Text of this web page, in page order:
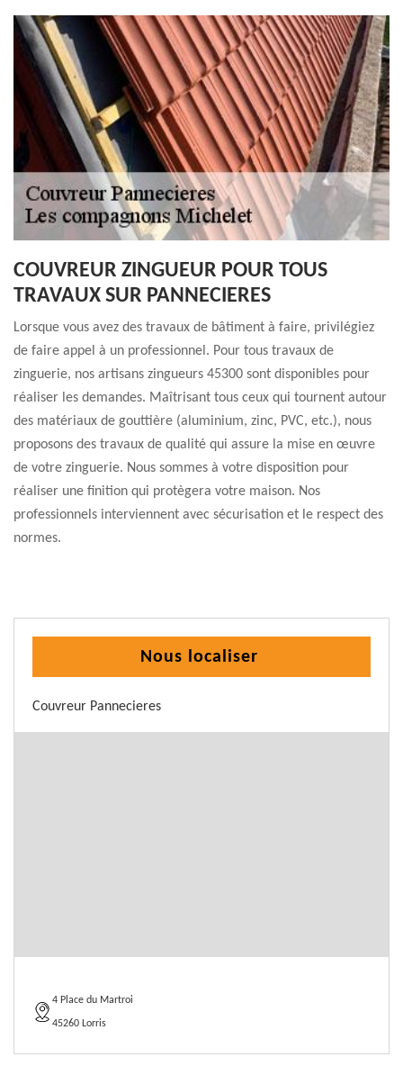
COUVREUR ZINGUEUR POUR TOUS
TRAVAUX SUR PANNECIERES
Lorsque vous avez des travaux de bâtiment à faire, privilégiez
de faire appel à un professionnel. Pour tous travaux de
zinguerie, nos artisans zingueurs 45300 sont disponibles pour
réaliser les demandes. Maîtrisant tous ceux qui tournent autour
des matériaux de gouttière (aluminium, zinc, PVC, etc.), nous
proposons des travaux de qualité qui assure la mise en œuvre
de votre zinguerie. Nous sommes à votre disposition pour
réaliser une finition qui protègera votre maison. Nos
professionnels interviennent avec sécurisation et le respect des
normes.
Nous localiser
Couvreur Pannecieres
4 Place du Martroi
45260 Lorris